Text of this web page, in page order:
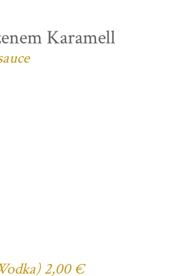
Karamell
2,00 €